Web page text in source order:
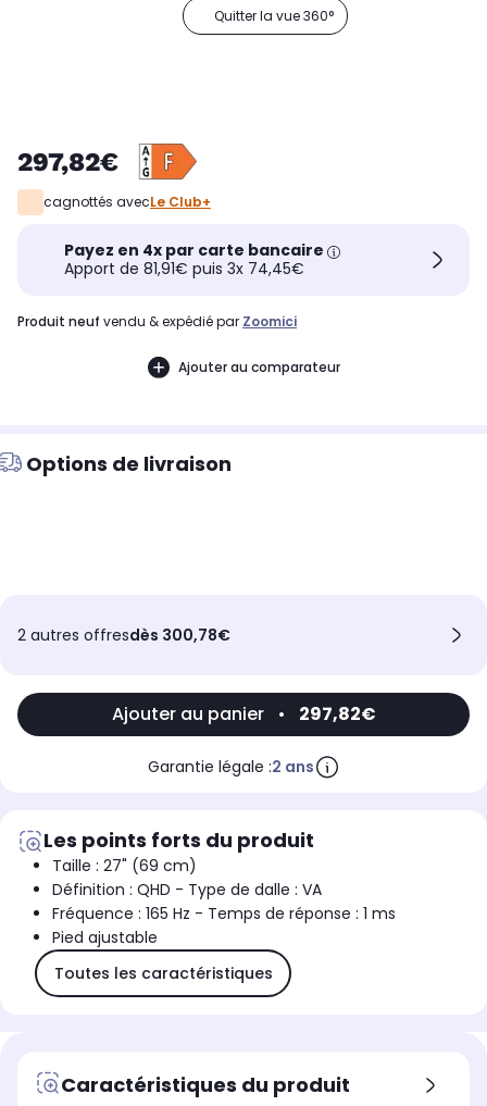
Quitter la vue 360°
297,82€
cagnottés avecLe Club+
Payez en 4x par carte bancaire
Apport de 81,91€ puis 3x 74,45€
produit neuf vendu & expédié par Zoomici
Ajouter au comparateur
Options de livraison
2 autres offresdès 300,78€
Ajouter au panier • 297,82€
Garantie légale :2 ans
Les points forts du produit
Taille : 27" (69 cm)
Définition : QHD - Type de dalle : VA
Fréquence : 165 Hz - Temps de réponse : 1 ms
Pied ajustable
Toutes les caractéristiques
Caractéristiques du produit